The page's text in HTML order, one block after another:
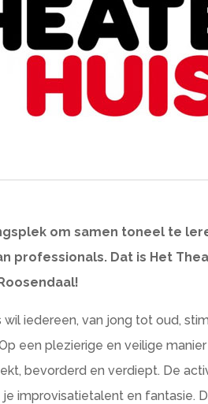
om samen toneel te
professionals. Dat is Het
wil iedereen, van jong tot oud,
een plezierige en veilige
bevorderd en verdiept. De
improvisatietalent en fantasie.